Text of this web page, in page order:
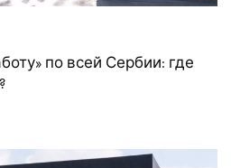
по всей Сербии: где